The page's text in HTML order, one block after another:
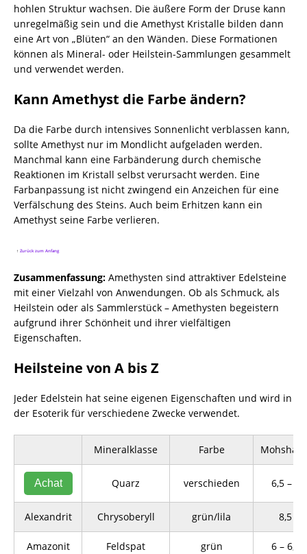
hohlen Struktur wachsen. Die äußere Form der Druse kann
unregelmäßig sein und die Amethyst Kristalle bilden dann
eine Art von „Blüten“ an den Wänden. Diese Formationen
können als Mineral- oder Heilstein-Sammlungen gesammelt
und verwendet werden.
Kann Amethyst die Farbe ändern?
Da die Farbe durch intensives Sonnenlicht verblassen kann,
sollte Amethyst nur im Mondlicht aufgeladen werden.
Manchmal kann eine Farbänderung durch chemische
Reaktionen im Kristall selbst verursacht werden. Eine
Farbanpassung ist nicht zwingend ein Anzeichen für eine
Verfälschung des Steins. Auch beim Erhitzen kann ein
Amethyst seine Farbe verlieren.
↑ Zurück zum Anfang
Zusammenfassung: Amethysten sind attraktiver Edelsteine
mit einer Vielzahl von Anwendungen. Ob als Schmuck, als
Heilstein oder als Sammlerstück – Amethysten begeistern
aufgrund ihrer Schönheit und ihrer vielfältigen
Eigenschaften.
Heilsteine von A bis Z
Jeder Edelstein hat seine eigenen Eigenschaften und wird in
der Esoterik für verschiedene Zwecke verwendet.
Mineralklasse Farbe
Achat Quarz verschieden 6,5 – 7
Alexandrit Chrysoberyll grün/lila 8,5
Amazonit Feldspat grün 6 – 6,5